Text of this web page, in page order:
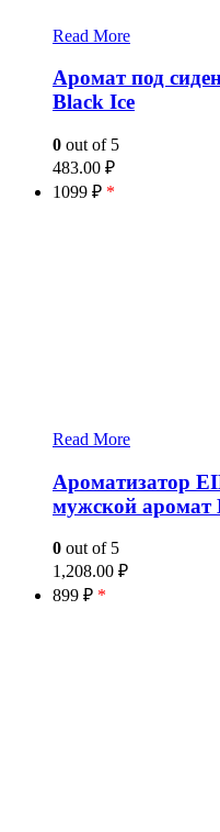
Read More
Аромат под
Black Ice
0 out of 5
483.00 ₽
1099 ₽ *
Read More
Ароматизатор
мужской аромат
0 out of 5
1,208.00 ₽
899 ₽ *